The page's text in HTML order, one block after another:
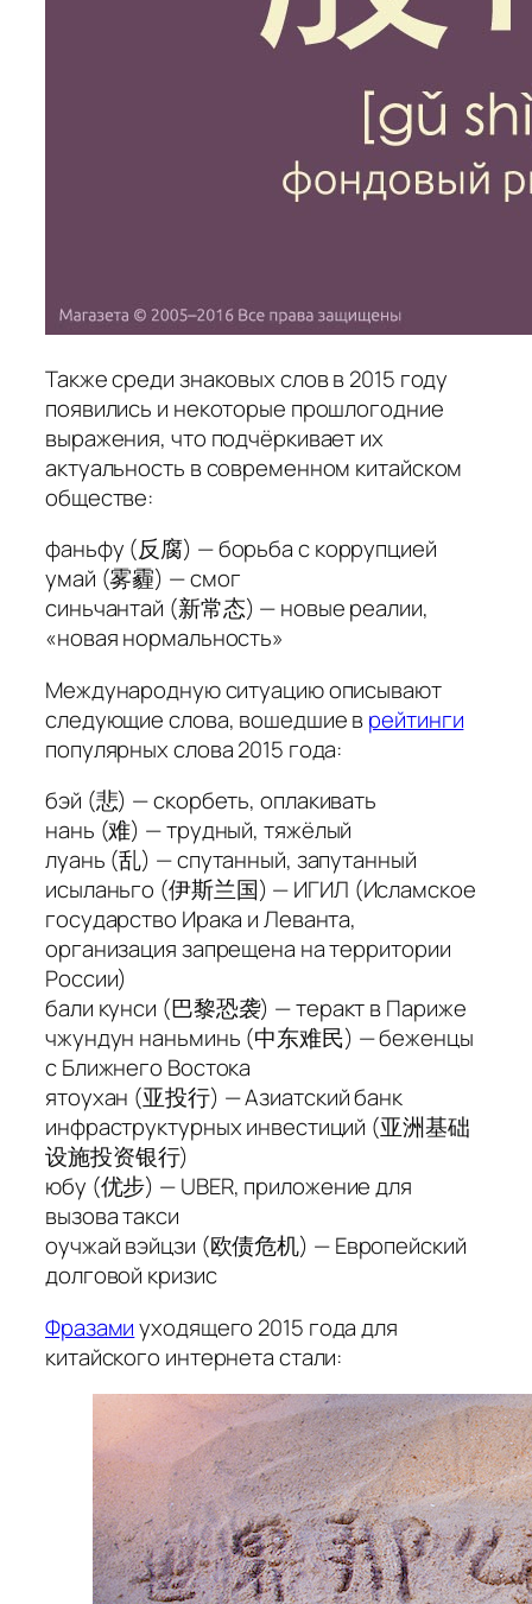
Также среди знаковых слов в 2015 году
появились и некоторые прошлогодние
выражения, что подчёркивает их
актуальность в современном китайском
обществе:
фаньфу (反腐) — борьба с коррупцией
умай (雾霾) — смог
синьчантай (新常态) — новые реалии,
«новая нормальность»
Международную ситуацию описывают
следующие слова, вошедшие врейтинги
популярных слова 2015 года:
бэй (悲) — скорбеть, оплакивать
нань (难) — трудный, тяжёлый
луань (乱) — спутанный, запутанный
исыланьго (伊斯兰国) — ИГИЛ (Исламское
государство Ирака и Леванта,
организация запрещена на территории
России)
бали кунси (巴黎恐袭) — теракт в Париже
чжундун наньминь (中东难民) — беженцы
с Ближнего Востока
ятоухан (亚投行) — Азиатский банк
инфраструктурных инвестиций (亚洲基础
设施投资银行)
юбу (优步) — UBER, приложение для
вызова такси
оучжай вэйцзи (欧债危机) — Европейский
долговой кризис
Фразамиуходящего 2015 года для
китайского интернета стали: